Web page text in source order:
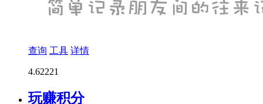
查询 工具 详情
4.62221
玩赚积分